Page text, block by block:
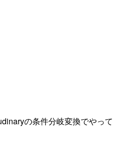
の条件分岐変換でやって